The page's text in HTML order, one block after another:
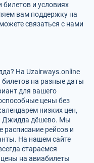
и условиях
вам поддержку на
связаться с нами
На Uzairways.online
на разные даты
для вашего
цены без
низких цен,
Джидда дёшево. Мы
расписание рейсов и
На нашем сайте
стараемся
на авиабилеты